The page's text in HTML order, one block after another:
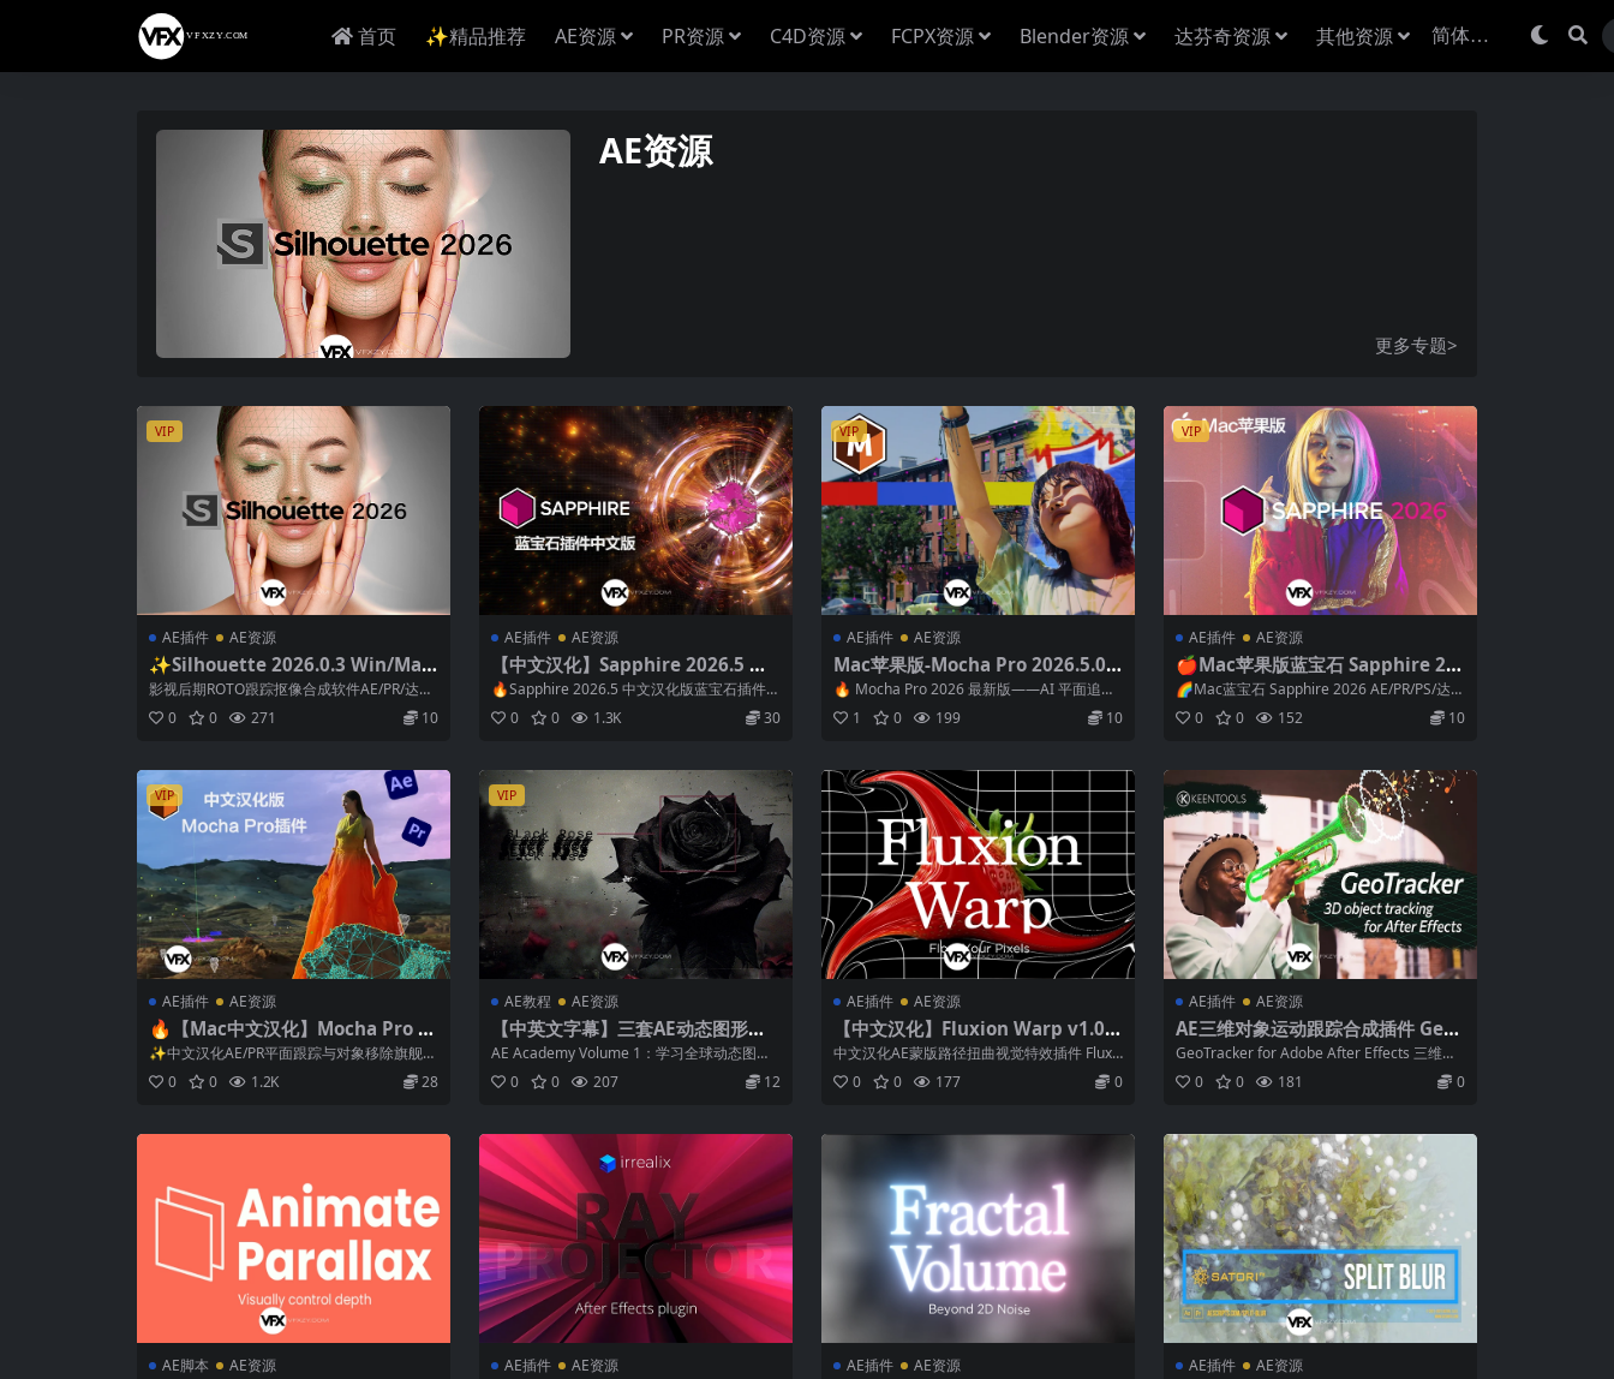
首页 ✨精品推荐 AE资源 PR资源 C4D资源 FCPX资源 Blender资源 达芬奇资源 其他资源
AE资源
更多专题>
VIP
AE插件 AE资源
✨Silhouette 2026.0.3 Win/Mac/
Linux 电影级Roto智能抠像软件 +
AE/PR/达芬奇/Vegas插件套装
影视后期ROTO跟踪抠像合成软件AE/PR/达芬
奇/VEGAS/OFX插件 Bo...
0 0 271 10
AE插件 AE资源
【中文汉化】Sapphire 2026.5 Wi
n AE/PR蓝宝石插件
🔥Sapphire 2026.5 中文汉化版蓝宝石插件
这款深受影视后期、视觉特...
0 0 1.3K 30
VIP
AE插件 AE资源
Mac苹果版-Mocha Pro 2026.5.0
摄像机反求跟踪软件+AE/OFX/AVX
插件
🔥 Mocha Pro 2026 最新版——AI 平面追踪
与智能抠像的新巅峰 M...
1 0 199 10
VIP
AE插件 AE资源
🍎Mac苹果版蓝宝石 Sapphire 20
26.5 AE/PR/PS/达芬奇/Nuke/Veg
as/Avid/OFX视频特效转场插件 英
文版/破解版 Intel/M芯片
🌈Mac蓝宝石 Sapphire 2026 AE/PR/PS/达芬
奇/Nuke/...
0 0 152 10
VIP
AE插件 AE资源
🔥【Mac中文汉化】Mocha Pro 2
026.0.4 AE/PR平面跟踪摩卡插件
（一键安装 · 稳定可用 · 专业级视觉
追踪）
✨中文汉化AE/PR平面跟踪与对象移除旗舰插
件 Mocha Pro 2026 M...
0 0 1.2K 28
VIP
AE教程 AE资源
【中英文字幕】三套AE动态图形新
手入门基础教程
AE Academy Volume 1：学习全球动态图形
艺术家必备的核心工具。不...
0 0 207 12
AE插件 AE资源
【中文汉化】Fluxion Warp v1.0.0
Win/Mac AE蒙版路径扭曲视觉特效
插件 + 使用教程
中文汉化AE蒙版路径扭曲视觉特效插件 Fluxi
on Warp Fluxion ...
0 0 177 0
AE插件 AE资源
AE三维对象运动跟踪合成插件 GeoT
racker 2026.1.0 Win
GeoTracker for Adobe After Effects 三维对
象运...
0 0 181 0
AE脚本 AE资源 AE插件 AE资源 AE插件 AE资源 AE插件 AE资源